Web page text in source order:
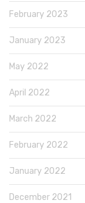
February 2023
January 2023
May 2022
April 2022
March 2022
February 2022
January 2022
December 2021